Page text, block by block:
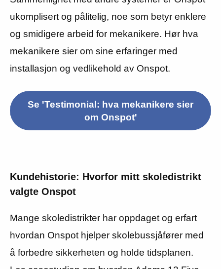
ukomplisert og pålitelig, noe som betyr enklere
og smidigere arbeid for mekanikere. Hør hva
mekanikere sier om sine erfaringer med
installasjon og vedlikehold av Onspot.
Se 'Testimonial: hva mekanikere sier
om Onspot'
Kundehistorie: Hvorfor mitt skoledistrikt
valgte Onspot
Mange skoledistrikter har oppdaget og erfart
hvordan Onspot hjelper skolebussjåfører med
å forbedre sikkerheten og holde tidsplanen.